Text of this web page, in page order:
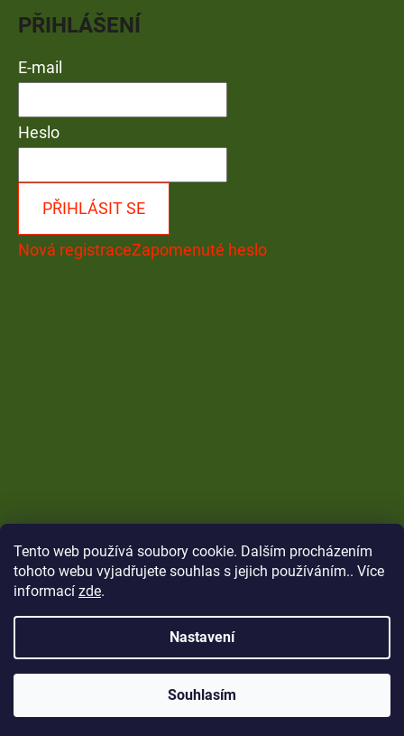
Tento web používá soubory cookie. Dalším procházením
tohoto webu vyjadřujete souhlas s jejich používáním.. Více
informací zde.
Nastavení
Souhlasím
PŘIHLÁŠENÍ
E-mail
Heslo
PŘIHLÁSIT SE
Nová registraceZapomenuté heslo
Copyright 2026CARP Brothers. Všechna práva